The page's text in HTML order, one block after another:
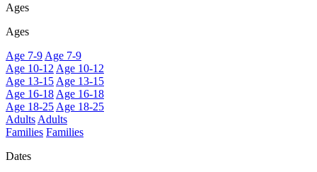
Ages
Ages
Age 7-9 Age 7-9
Age 10-12 Age 10-12
Age 13-15 Age 13-15
Age 16-18 Age 16-18
Age 18-25 Age 18-25
Adults Adults
Families Families
Dates